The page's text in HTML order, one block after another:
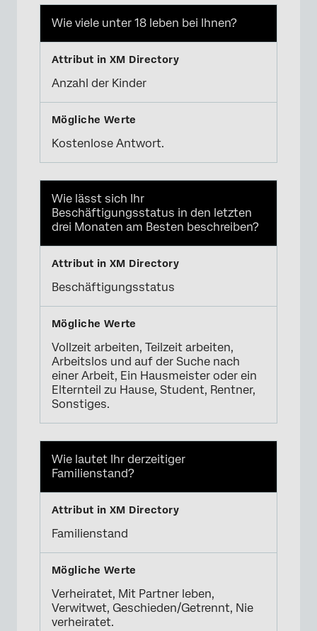
Wie viele unter 18 leben bei Ihnen?
Anzahl der Kinder
Kostenlose Antwort.
Wie lässt sich Ihr
Beschäftigungsstatus in den letzten
drei Monaten am Besten beschreiben?
Beschäftigungsstatus
Vollzeit arbeiten, Teilzeit arbeiten,
Arbeitslos und auf der Suche nach
einer Arbeit, Ein Hausmeister oder ein
Elternteil zu Hause, Student, Rentner,
Sonstiges.
Wie lautet Ihr derzeitiger
Familienstand?
Familienstand
Verheiratet, Mit Partner leben,
Verwitwet, Geschieden/Getrennt, Nie
verheiratet.